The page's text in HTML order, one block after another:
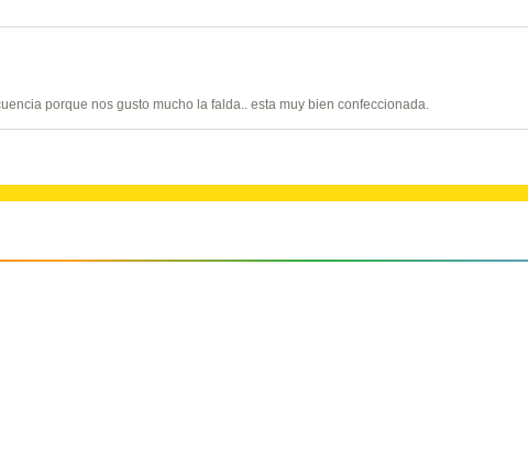
porque nos gusto mucho la falda.. esta muy bien confeccionada.